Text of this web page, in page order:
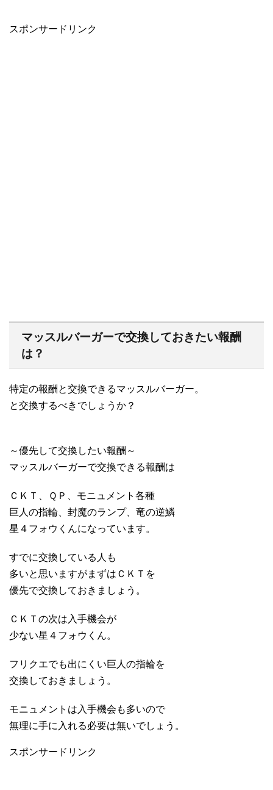
スポンサードリンク
マッスルバーガーで交換しておきたい報酬
は？
特定の報酬と交換できるマッスルバーガー。
と交換するべきでしょうか？
～優先して交換したい報酬～
マッスルバーガーで交換できる報酬は
ＣＫＴ、ＱＰ、モニュメント各種
巨人の指輪、封魔のランプ、竜の逆鱗
星４フォウくんになっています。
すでに交換している人も
多いと思いますがまずはＣＫＴを
優先で交換しておきましょう。
ＣＫＴの次は入手機会が
少ない星４フォウくん。
フリクエでも出にくい巨人の指輪を
交換しておきましょう。
モニュメントは入手機会も多いので
無理に手に入れる必要は無いでしょう。
スポンサードリンク